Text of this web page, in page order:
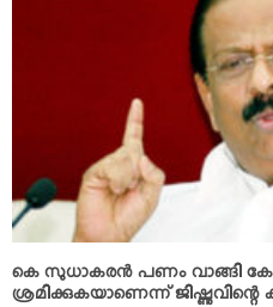
കെ സുധാകരന്‍ പണം വാങ്ങി കേസ്
ശ്രമിക്കുകയാണെന്ന്